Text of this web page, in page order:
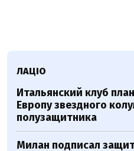
ЛАЦІО
Итальянский клуб
Европу звездного
полузащитника
Милан подписал